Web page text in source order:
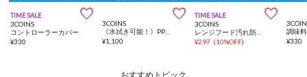
TIME SALE 
3COINS
コントローラーカバー
¥330

3COINS
¥1,100
TIME SALE 
3COINS
レンジフード汚れ防止シート：6m／KITINTO
¥297 (10%OFF) ¥330
おすすめトピック